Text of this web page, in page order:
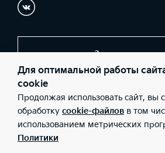
Заказать
© 2026 Юридические лица ООО «Обь-
(Фактический адрес: г. Сургут, ул.
+7 (346) 295-10-01; ИНН: 8602019243;
ООО «Киа Россия и СНГ» (Фактический
26; Телефон: 8 800 301 08 80; ИНН:
5087746291760) ведут деятельность на
Для оптимальной работы
cookie
Продолжая использовать сайт, вы
обработку cookie-файлов в том
использованием метрических
Политики